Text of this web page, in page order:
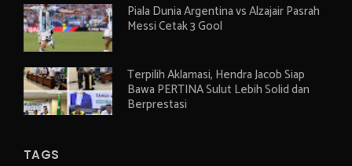
Piala Dunia Argentina vs Alzajair Pasrah
Messi Cetak 3 Gool
Terpilih Aklamasi, Hendra Jacob Siap
Bawa PERTINA Sulut Lebih Solid dan
Berprestasi
TAGS